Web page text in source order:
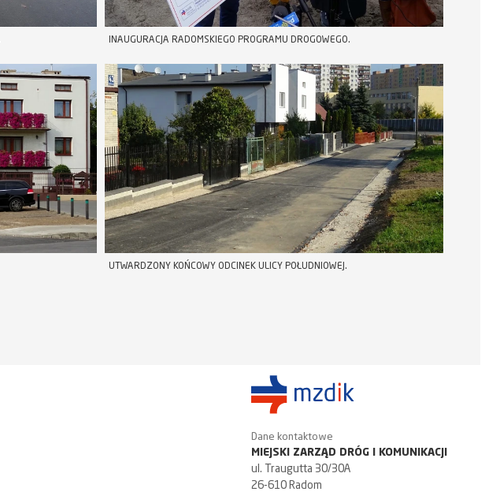
INAUGURACJA RADOMSKIEGO PROGRAMU DROGOWEGO.
UTWARDZONY KOŃCOWY ODCINEK ULICY POŁUDNIOWEJ.
Dane kontaktowe
MIEJSKI ZARZĄD DRÓG I KOMUNIKACJI
ul. Traugutta 30/30A
26-610 Radom